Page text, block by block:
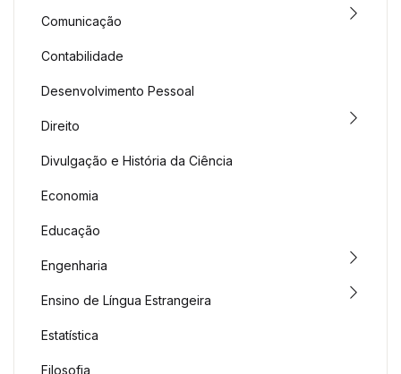
Comunicação
Contabilidade
Desenvolvimento Pessoal
Direito
Divulgação e História da Ciência
Economia
Educação
Engenharia
Ensino de Língua Estrangeira
Estatística
Filosofia